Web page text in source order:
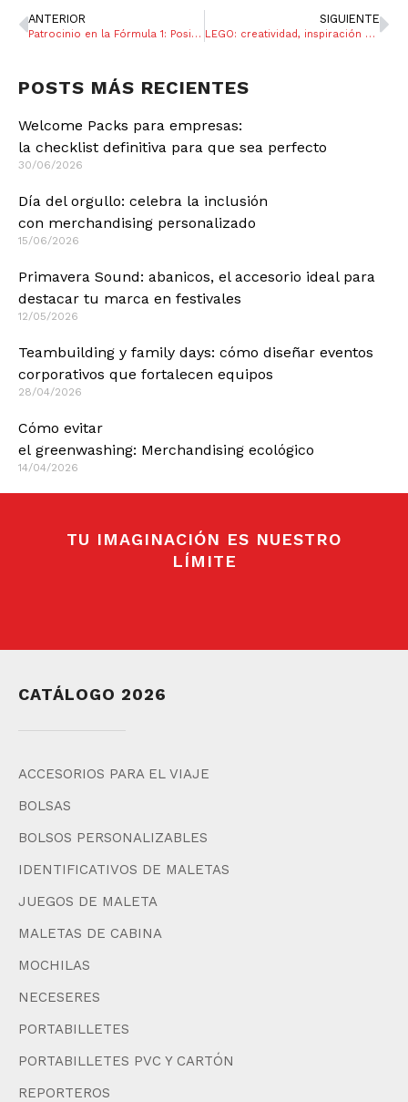
ANTERIOR
Patrocinio en la Fórmula 1: Posicionamiento de marca.
SIGUIENTE
LEGO: creatividad, inspiración y el fenómeno que conquista a niños, adultos y empresas
POSTS MÁS RECIENTES
Welcome Packs para empresas:
la checklist definitiva para que sea perfecto
30/06/2026
Día del orgullo: celebra la inclusión
con merchandising personalizado
15/06/2026
Primavera Sound: abanicos, el accesorio ideal para
destacar tu marca en festivales
12/05/2026
Teambuilding y family days: cómo diseñar eventos
corporativos que fortalecen equipos
28/04/2026
Cómo evitar
el greenwashing: Merchandising ecológico
14/04/2026
TU IMAGINACIÓN ES NUESTRO
LÍMITE
CATÁLOGO 2026
ACCESORIOS PARA EL VIAJE
BOLSAS
BOLSOS PERSONALIZABLES
IDENTIFICATIVOS DE MALETAS
JUEGOS DE MALETA
MALETAS DE CABINA
MOCHILAS
NECESERES
PORTABILLETES
PORTABILLETES PVC Y CARTÓN
REPORTEROS